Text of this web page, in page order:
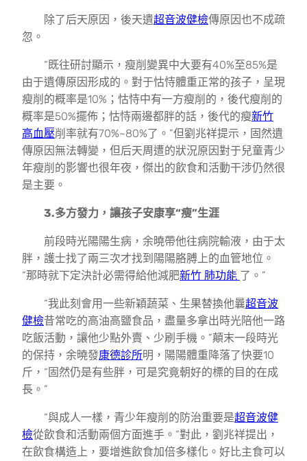
除了后天原因，後天遺超音波健檢傳原因也不成疏
忽。
“既往研討顯示，瘦削變異中大要有40%至85%是
由于遺傳原因形成的。對于怙恃體重正常的孩子，呈現
瘦削的概率是10%；怙恃中有一方瘦削的，後代瘦削的
概率是50%擺佈；怙恃兩邊都胖的話，後代的瘦新竹
高血壓削率就有70%~80%了。”但劉兆祥提示，固然遺
傳原因無法轉變，但后天周遭的狀況原因對于兒童青少
年瘦削的影響也很年夜，傑出的飲食和活動干涉仍然很
是主要。
3.多方發力，讓孩子安康享“瘦”生涯
前段時光陽陽生病，余曉帶他往病院輸液，由于太
胖，護士找了兩三次才找到陽陽胳膊上的血管地位。
“那時就下定決計必需得給他減肥新竹 肺功能 了。”
“我此刻會用一些新穎蔬菜、生果替換他曩超音波
健檢昔常吃的高油高鹽食品，盡量多拿出時光陪他一路
吃飯活動，讓他少點外賣、少刷手機。”顛末一段時光
的保持，余曉發康德診所明，陽陽體重降落了快要10
斤，“固然仍是有些胖，可是究竟朝好的標的目的在成
長。”
“與成人一樣，青少年瘦削的防治重要是超音波健
檢從飲食和活動兩個方面進手。”對此，劉兆祥提出，
在飲食構造上，要增進飲食加倍多樣化。好比主食可以